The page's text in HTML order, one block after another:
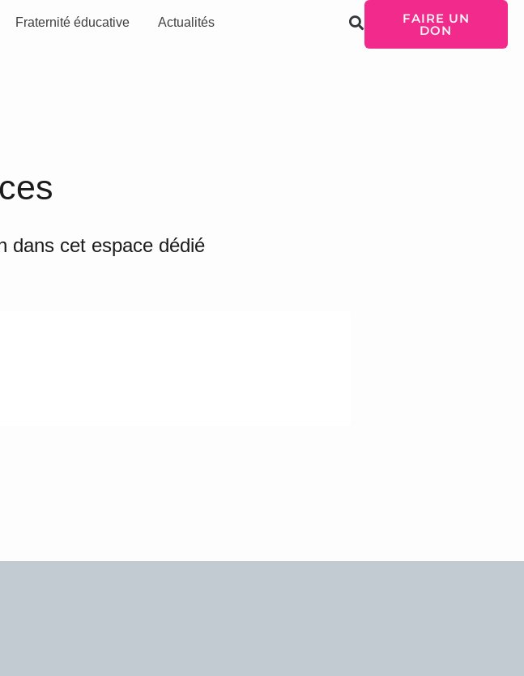
Fraternité éducative
Actualités
FAIRE UN
DON
dans cet espace dédié